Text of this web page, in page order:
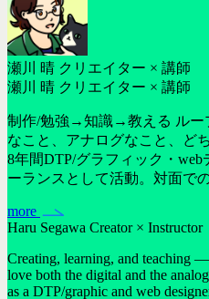
瀬川 晴 クリエイター × 講師
瀬川 晴 クリエイター × 講師
制作/勉強→知識→教える ルー
なこと、アナログなこと、ど
8年間DTP/グラフィック・
ーランスとして活動。対面で
more
Haru Segawa Creator × Instructor
Creating, learning, and teaching
love both the digital and the
as a DTP/graphic and web